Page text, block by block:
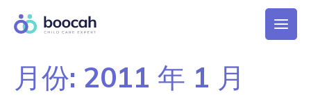
月份: 2011 年 1 月